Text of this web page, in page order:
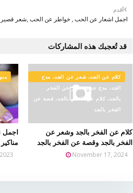
أقدم
اجمل اشعار عن الحب , خواطر عن الحب ,شعر
قد تُعجبك هذه المشاركات
كلام عن الجد، شعر عن الجد، مدح
الجد، مدح جدي، شعر عن الفخر
بالجد، كلام عن الفخر بالجد، قصة عن
الفخر بالجد
كلام عن الفخر بالجد وشعر عن
الفخر بالجد وقصة عن الفخر بالجد
November 17, 2024
اجمل